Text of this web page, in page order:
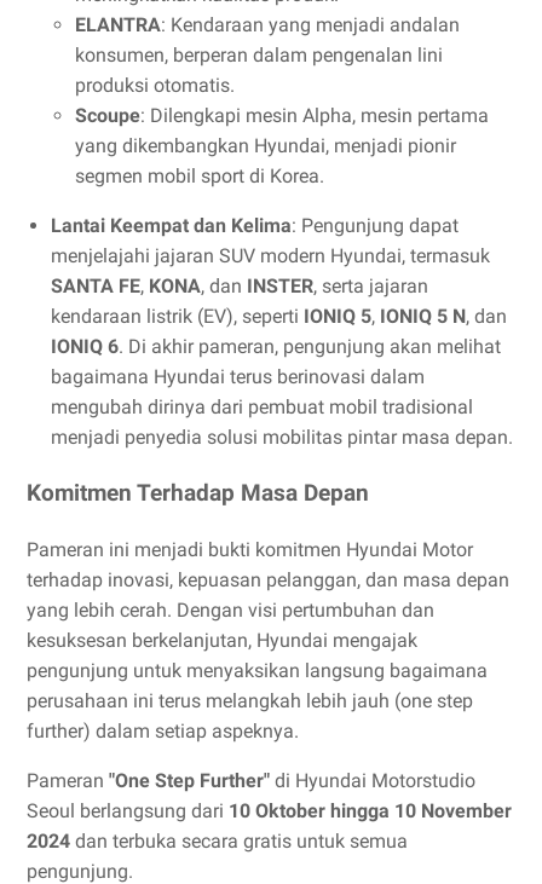
ELANTRA: Kendaraan yang menjadi andalan
konsumen, berperan dalam pengenalan lini
produksi otomatis.
Scoupe: Dilengkapi mesin Alpha, mesin pertama
yang dikembangkan Hyundai, menjadi pionir
segmen mobil sport di Korea.
Lantai Keempat dan Kelima: Pengunjung dapat
menjelajahi jajaran SUV modern Hyundai, termasuk
SANTA FE, KONA, dan INSTER, serta jajaran
kendaraan listrik (EV), seperti IONIQ 5, IONIQ 5 N, dan
IONIQ 6. Di akhir pameran, pengunjung akan melihat
bagaimana Hyundai terus berinovasi dalam
mengubah dirinya dari pembuat mobil tradisional
menjadi penyedia solusi mobilitas pintar masa depan.
Komitmen Terhadap Masa Depan
Pameran ini menjadi bukti komitmen Hyundai Motor
terhadap inovasi, kepuasan pelanggan, dan masa depan
yang lebih cerah. Dengan visi pertumbuhan dan
kesuksesan berkelanjutan, Hyundai mengajak
pengunjung untuk menyaksikan langsung bagaimana
perusahaan ini terus melangkah lebih jauh (one step
further) dalam setiap aspeknya.
Pameran "One Step Further" di Hyundai Motorstudio
Seoul berlangsung dari 10 Oktober hingga 10 November
2024 dan terbuka secara gratis untuk semua
pengunjung.